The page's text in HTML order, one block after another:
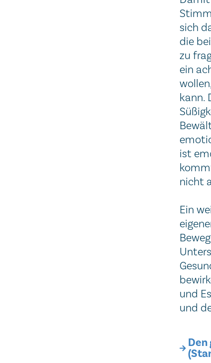
sich
die
zu
ein
kann.
ist
nicht
Ein
und
und
Den